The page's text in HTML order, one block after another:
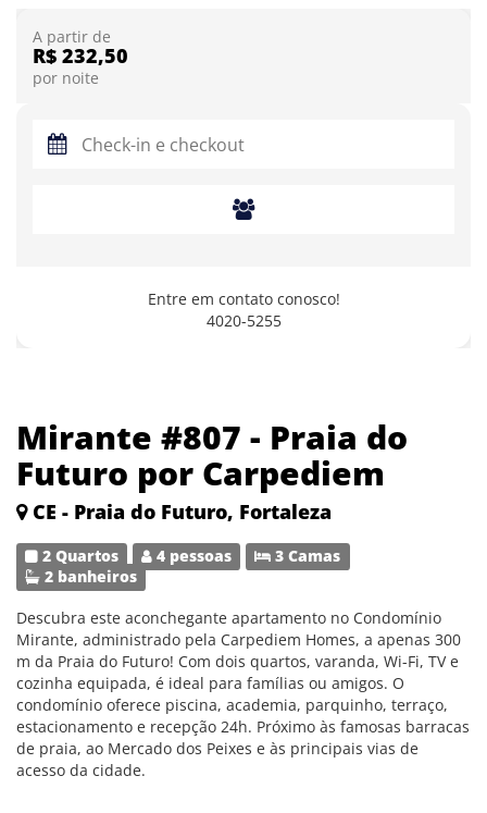
Mirante #807 - Praia do
Futuro por Carpediem
CE - Praia do Futuro, Fortaleza
2 Quartos 4 pessoas
3 Camas
2 banheiros
Descubra este aconchegante apartamento no Condomínio
Mirante, administrado pela Carpediem Homes, a apenas 300
m da Praia do Futuro! Com dois quartos, varanda, Wi-Fi, TV e
cozinha equipada, é ideal para famílias ou amigos. O
condomínio oferece piscina, academia, parquinho, terraço,
estacionamento e recepção 24h. Próximo às famosas barracas
de praia, ao Mercado dos Peixes e às principais vias de
acesso da cidade.
A partir de
R$ 232,50
por noite
Entre em contato conosco!
4020-5255